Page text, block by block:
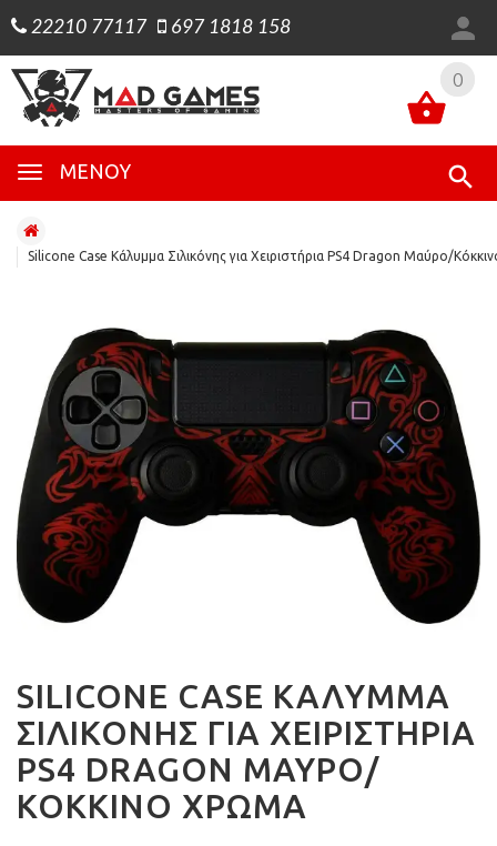
22210 77117 697 1818 158
0
ΜΕΝΟΎ
0
Silicone Case Κάλυμμα Σιλικόνης για Χειριστήρια PS4 Dragon Μαύρο/
SILICONE CASE ΚΆΛΥΜΜΑ
ΣΙΛΙΚΌΝΗΣ ΓΙΑ ΧΕΙΡΙΣΤΉΡΙΑ
PS4 DRAGON ΜΑΎΡΟ/
ΚΌΚΚΙΝΟ ΧΡΏΜΑ